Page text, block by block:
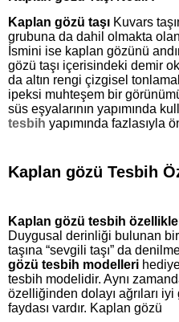
Kaplan gözü taşı Kuvars
grubuna da dahil olmakta
İsmini ise kaplan gözünü
gözü taşı içerisindeki demir
da altın rengi çizgisel
ipeksi muhteşem bir
süs eşyalarının yapımında
tesbih yapımında fazlasıyla
Kaplan gözü Tesbih
Kaplan gözü tesbih
Duygusal derinliği bulunan
taşına “sevgili taşı” da
gözü tesbih modelleri
tesbih modelidir. Aynı
özelliğinden dolayı ağrıları
faydası vardır. Kaplan gözü